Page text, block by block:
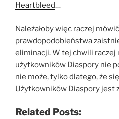
Heartbleed…
Należałoby więc raczej
prawdopodobieństwa
eliminacji. W tej chwili raczej
użytkowników Diaspory nie
nie może, tylko dlatego, że
Użytkowników Diaspory jest
Related Posts: